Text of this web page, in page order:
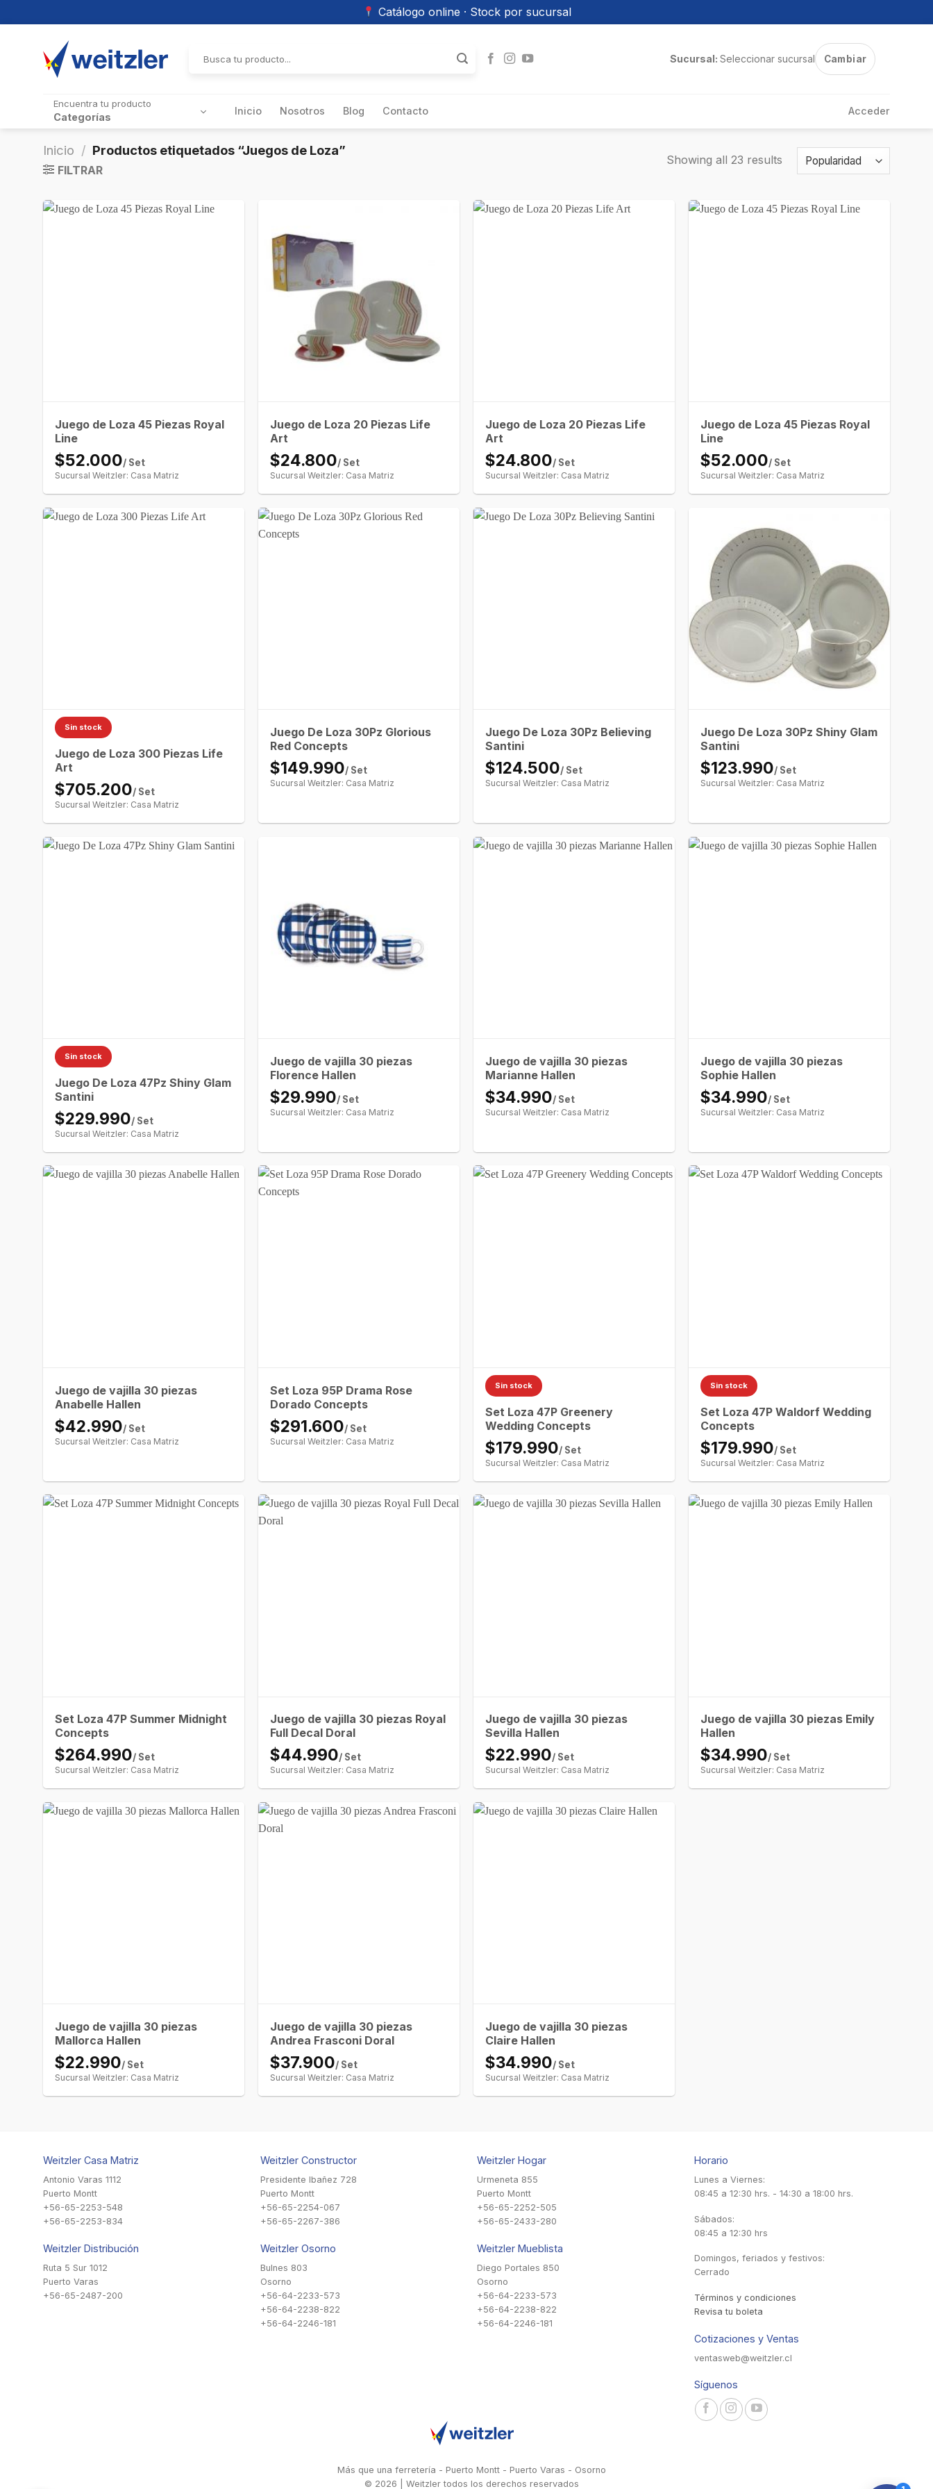
Catálogo online · Stock por sucursal
por:
Sucursal: Seleccionar sucursal Cambiar
Encuentra tu producto
Categorías Inicio Nosotros Blog Contacto Acceder
Inicio / Productos etiquetados “Juegos de Loza”
FILTRAR
Showing all 23 results
Juego de Loza 45 Piezas Royal
Line
$52.000/ Set
Sucursal Weitzler: Casa Matriz
Juego de Loza 20 Piezas Life
Art
$24.800/ Set
Sucursal Weitzler: Casa Matriz
Juego de Loza 20 Piezas Life
Art
$24.800/ Set
Sucursal Weitzler: Casa Matriz
Juego de Loza 45 Piezas Royal
Line
$52.000/ Set
Sucursal Weitzler: Casa Matriz
Sin stock
Juego de Loza 300 Piezas Life
Art
$705.200/ Set
Sucursal Weitzler: Casa Matriz
Juego De Loza 30Pz Glorious
Red Concepts
$149.990/ Set
Sucursal Weitzler: Casa Matriz
Juego De Loza 30Pz Believing
Santini
$124.500/ Set
Sucursal Weitzler: Casa Matriz
Juego De Loza 30Pz Shiny Glam
Santini
$123.990/ Set
Sucursal Weitzler: Casa Matriz
Sin stock
Juego De Loza 47Pz Shiny Glam
Santini
$229.990/ Set
Sucursal Weitzler: Casa Matriz
Juego de vajilla 30 piezas
Florence Hallen
$29.990/ Set
Sucursal Weitzler: Casa Matriz
Juego de vajilla 30 piezas
Marianne Hallen
$34.990/ Set
Sucursal Weitzler: Casa Matriz
Juego de vajilla 30 piezas
Sophie Hallen
$34.990/ Set
Sucursal Weitzler: Casa Matriz
Juego de vajilla 30 piezas
Anabelle Hallen
$42.990/ Set
Sucursal Weitzler: Casa Matriz
Set Loza 95P Drama Rose
Dorado Concepts
$291.600/ Set
Sucursal Weitzler: Casa Matriz
Sin stock
Set Loza 47P Greenery
Wedding Concepts
$179.990/ Set
Sucursal Weitzler: Casa Matriz
Sin stock
Set Loza 47P Waldorf Wedding
Concepts
$179.990/ Set
Sucursal Weitzler: Casa Matriz
Set Loza 47P Summer Midnight
Concepts
$264.990/ Set
Sucursal Weitzler: Casa Matriz
Juego de vajilla 30 piezas Royal
Full Decal Doral
$44.990/ Set
Sucursal Weitzler: Casa Matriz
Juego de vajilla 30 piezas
Sevilla Hallen
$22.990/ Set
Sucursal Weitzler: Casa Matriz
Juego de vajilla 30 piezas Emily
Hallen
$34.990/ Set
Sucursal Weitzler: Casa Matriz
Juego de vajilla 30 piezas
Mallorca Hallen
$22.990/ Set
Sucursal Weitzler: Casa Matriz
Juego de vajilla 30 piezas
Andrea Frasconi Doral
$37.900/ Set
Sucursal Weitzler: Casa Matriz
Juego de vajilla 30 piezas
Claire Hallen
$34.990/ Set
Sucursal Weitzler: Casa Matriz
Weitzler Casa Matriz
Antonio Varas 1112
Puerto Montt
+56-65-2253-548
+56-65-2253-834
Weitzler Distribución
Ruta 5 Sur 1012
Puerto Varas
+56-65-2487-200
Weitzler Constructor
Presidente Ibañez 728
Puerto Montt
+56-65-2254-067
+56-65-2267-386
Weitzler Osorno
Bulnes 803
Osorno
+56-64-2233-573
+56-64-2238-822
+56-64-2246-181
Weitzler Hogar
Urmeneta 855
Puerto Montt
+56-65-2252-505
+56-65-2433-280
Weitzler Mueblista
Diego Portales 850
Osorno
+56-64-2233-573
+56-64-2238-822
+56-64-2246-181
Horario
Lunes a Viernes:
08:45 a 12:30 hrs. - 14:30 a 18:00 hrs.
Sábados:
08:45 a 12:30 hrs
Domingos, feriados y festivos:
Cerrado
Términos y condiciones
Revisa tu boleta
Cotizaciones y Ventas
ventasweb@weitzler.cl
Síguenos
Más que una ferretería - Puerto Montt - Puerto Varas - Osorno
© 2026 | Weitzler todos los derechos reservados